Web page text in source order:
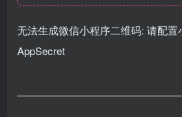
无法生成微信小程序二维码: 请配置
AppSecret